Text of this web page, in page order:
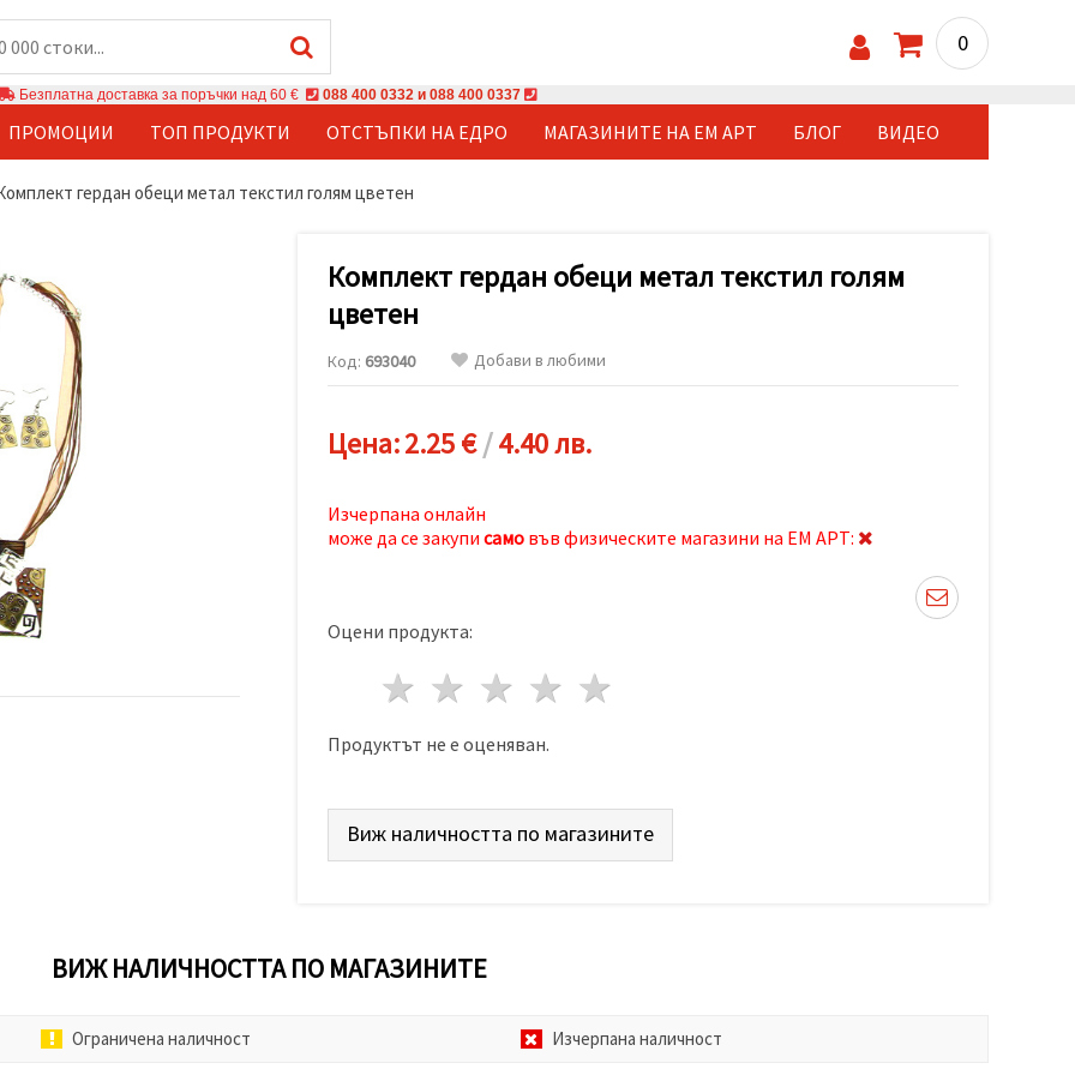
0
Безплатна доставка за поръчки над 60 € 088 400 0332 и 088 400 0337
ПРОМОЦИИ ТОП ПРОДУКТИ ОТСТЪПКИ НА ЕДРО МАГАЗИНИТЕ НА ЕМ АРТ БЛОГ ВИДЕО
гердан обеци метал текстил голям цветен
Комплект гердан обеци метал текстил голям
цветен
Код: 693040 Добави в любими
Цена:2.25 €/4.40 лв.
Изчерпана онлайн
може да се закупи само във физическите магазини на ЕМ АРТ:
Оцени продукта:
4 звезди
3 звезди
2 звезди
1 звезда
Продуктът не е оценяван.
Виж наличността по магазините
ВИЖ НАЛИЧНОСТТА ПО МАГАЗИНИТЕ
Ограничена наличност Изчерпана наличност